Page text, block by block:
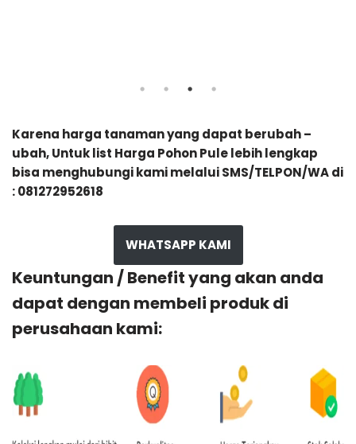
Karena harga tanaman yang dapat berubah –
ubah, Untuk list Harga Pohon Pule lebih lengkap
bisa menghubungi kami melalui SMS/TELPON/WA di
: 081272952618
WHATSAPP KAMI
Keuntungan / Benefit yang akan anda
dapat dengan membeli produk di
perusahaan kami: